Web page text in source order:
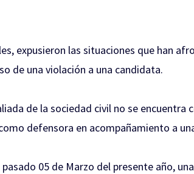
expusieron las situaciones que han
de una violación a una candidata.
de la sociedad civil no se
defensora en acompañamiento a
05 de Marzo del presente año,